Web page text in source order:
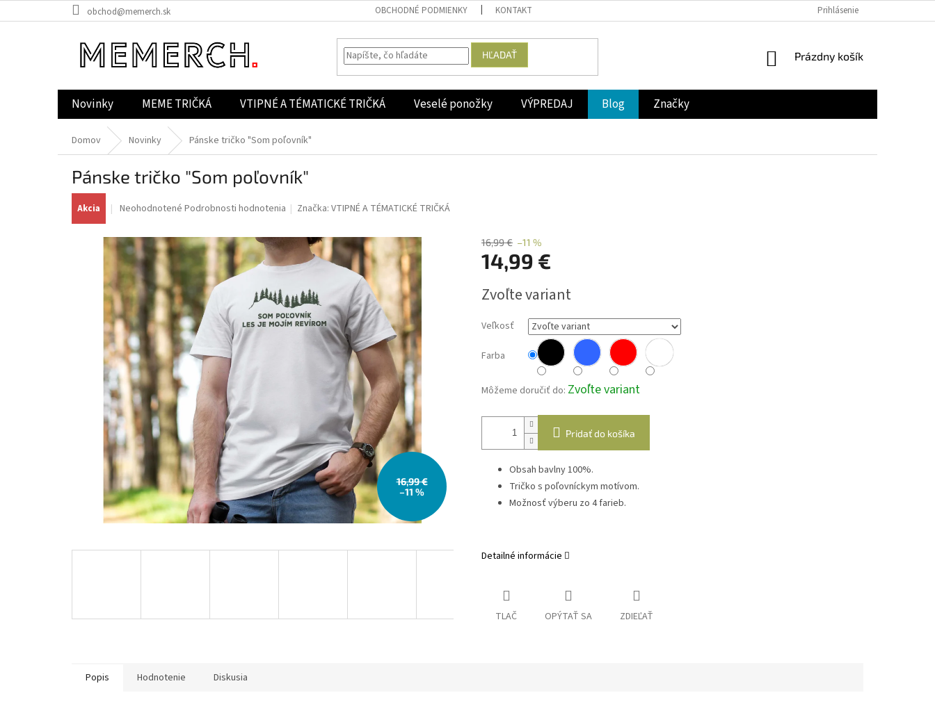
na
obchod@memerch.sk OBCHODNÉ PODMIENKY KONTAKT Prihlásenie
HĽADAŤ
NÁKUPNÝ
Prázdny košík
Novinky MEME TRIČKÁ VTIPNÉ A TÉMATICKÉ TRIČKÁ Veselé ponožky VÝPREDAJ Blog Značky
Domov Novinky Pánske tričko "Som poľovník"
Pánske tričko "Som poľovník"
Akcia
Priemerné
produktu
je
0,0
z
hviezdičiek.
Neohodnotené Podrobnosti hodnotenia Značka:VTIPNÉ A TÉMATICKÉ TRIČKÁ
16,99 €
–11 %
16,99 € –11 %
14,99 €
cena:
Zvoľte variant
Veľkosť
Farba
Môžeme doručiť do: Zvoľte variant
Pridať do košíka
Obsah bavlny 100%.
Tričko s poľovníckym motívom.
Možnosť výberu zo 4 farieb.
Detailné informácie
TLAČ OPÝTAŤ SA ZDIEĽAŤ
Popis Hodnotenie Diskusia